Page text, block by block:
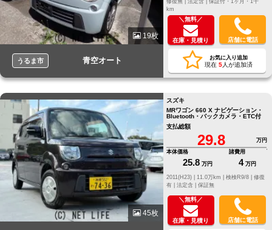
19枚
うるま市 青空オート
km
＼無料／
在庫・見積り 店舗に電話
お気に入り追加
現在 5人が追加済
45枚
スズキ
MRワゴン 660 X ナビゲーション・
Bluetooth・バックカメラ・ETC付
支払総額
29.8
万円
本体価格
25.8 万円
諸費用
4 万円
修復
有 | 法定含 | 保証無
＼無料／
在庫・見積り 店舗に電話